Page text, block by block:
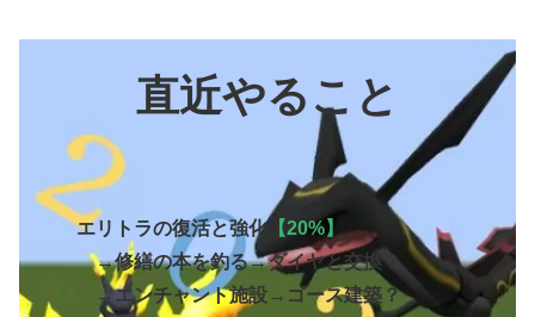
直近やること
エリトラの復活と強化 【20%】
→修繕の本を釣る→ダイヤと交換？
→エンチャント施設→ゴース建築？